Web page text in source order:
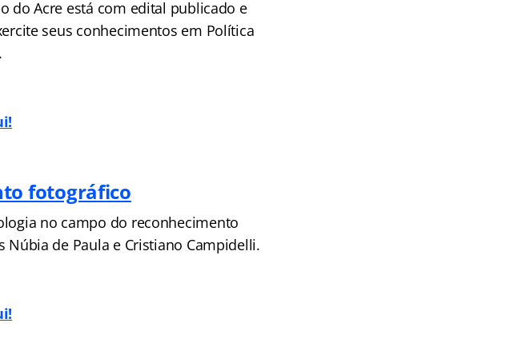
do Acre está com edital publicado e
seus conhecimentos em Política
fotográfico
no campo do reconhecimento
de Paula e Cristiano Campidelli.